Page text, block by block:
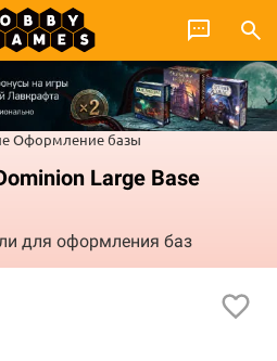
Оформление базы
Large Base
для оформления баз